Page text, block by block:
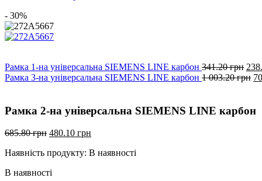
- 30%
Рамка 1-на універсальна SIEMENS LINE карбон 341.20грн
Рамка 3-на універсальна SIEMENS LINE карбон 1 003.20грн
Рамка 2-на універсальна SIEMENS LINE карбон
685.80грн Оригінальна
685.80
480.10 грн
480.10
Наявність продукту: В наявності
В наявності